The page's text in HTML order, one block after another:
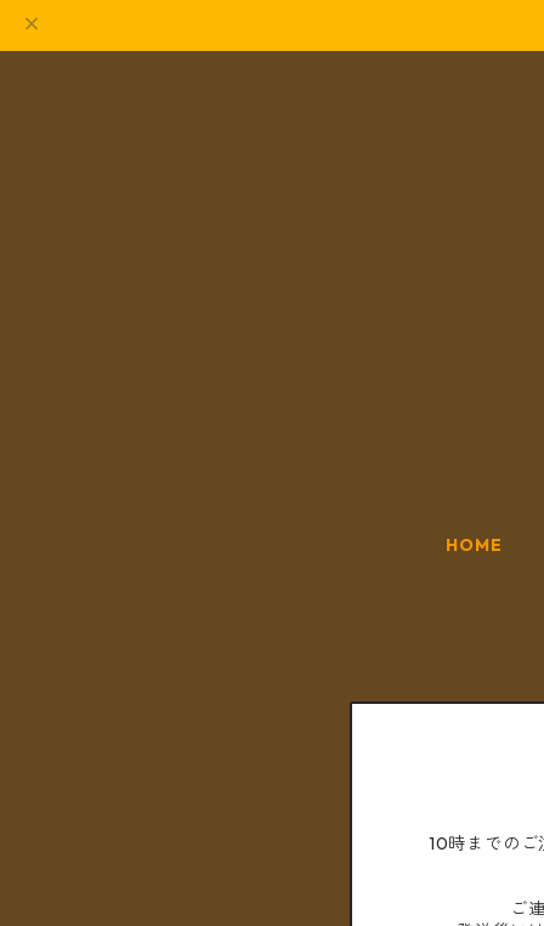
HOME
10時までの
ご